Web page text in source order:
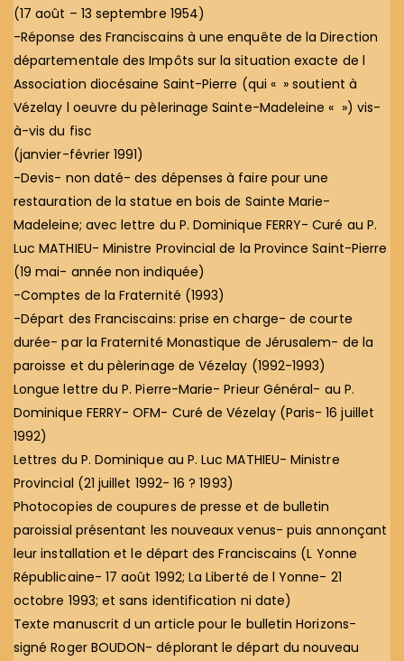
(17 août – 13 septembre 1954)
-Réponse des Franciscains à une enquête de la Direction
départementale des Impôts sur la situation exacte de l
Association diocésaine Saint-Pierre (qui « » soutient à
Vézelay l oeuvre du pèlerinage Sainte-Madeleine « ») vis-
à-vis du fisc
(janvier-février 1991)
-Devis- non daté- des dépenses à faire pour une
restauration de la statue en bois de Sainte Marie-
Madeleine; avec lettre du P. Dominique FERRY- Curé au P.
Luc MATHIEU- Ministre Provincial de la Province Saint-Pierre
(19 mai- année non indiquée)
-Comptes de la Fraternité (1993)
-Départ des Franciscains: prise en charge- de courte
durée- par la Fraternité Monastique de Jérusalem- de la
paroisse et du pèlerinage de Vézelay (1992-1993)
Longue lettre du P. Pierre-Marie- Prieur Général- au P.
Dominique FERRY- OFM- Curé de Vézelay (Paris- 16 juillet
1992)
Lettres du P. Dominique au P. Luc MATHIEU- Ministre
Provincial (21 juillet 1992- 16 ? 1993)
Photocopies de coupures de presse et de bulletin
paroissial présentant les nouveaux venus- puis annonçant
leur installation et le départ des Franciscains (L Yonne
Républicaine- 17 août 1992; La Liberté de l Yonne- 21
octobre 1993; et sans identification ni date)
Texte manuscrit d un article pour le bulletin Horizons-
signé Roger BOUDON- déplorant le départ du nouveau